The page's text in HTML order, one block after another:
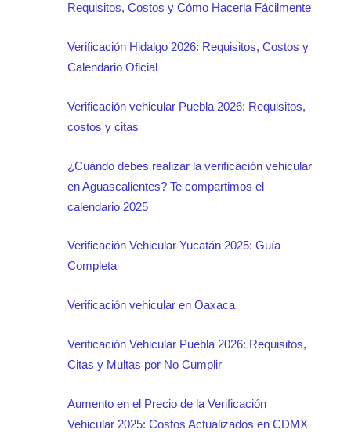
Requisitos, Costos y Cómo Hacerla Fácilmente
Verificación Hidalgo 2026: Requisitos, Costos y
Calendario Oficial
Verificación vehicular Puebla 2026: Requisitos,
costos y citas
¿Cuándo debes realizar la verificación vehicular
en Aguascalientes? Te compartimos el
calendario 2025
Verificación Vehicular Yucatán 2025: Guía
Completa
Verificación vehicular en Oaxaca
Verificación Vehicular Puebla 2026: Requisitos,
Citas y Multas por No Cumplir
Aumento en el Precio de la Verificación
Vehicular 2025: Costos Actualizados en CDMX